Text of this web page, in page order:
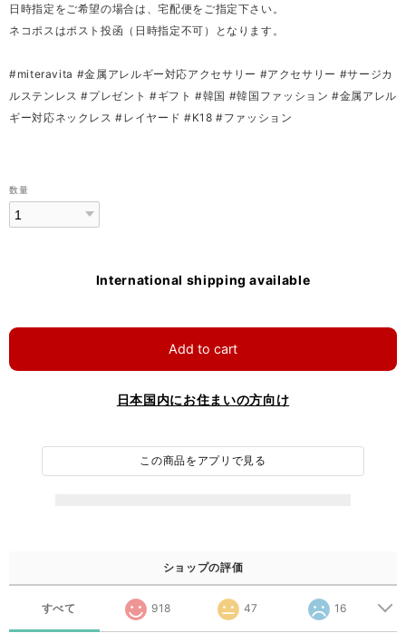
日時指定をご希望の場合は、宅配便をご指定下さい。
ネコポスはポスト投函（日時指定不可）となります。
#miteravita #金属アレルギー対応アクセサリー #アクセサリー #サージカ
ルステンレス #プレゼント #ギフト #韓国 #韓国ファッション #金属アレル
ギー対応ネックレス #レイヤード #K18 #ファッション
数量
International shipping available
Add to cart
日本国内にお住まいの方向け
この商品をアプリで見る
ショップの評価
すべて 918 47 16